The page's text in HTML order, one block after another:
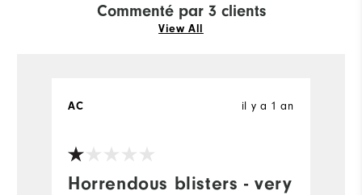
Commenté par 3 clients
View All
Horrendous blisters - very
il y a 1 an
AC